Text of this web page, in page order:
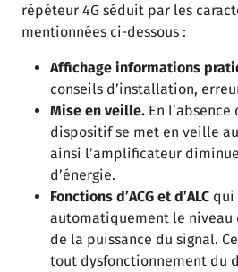
répéteur 4G séduit par les
mentionnées ci-dessous :
Affichage informations
conseils d’installation,
Mise en veille. En
dispositif se met en veille
ainsi l’amplificateur
d’énergie.
Fonctions d’ACG et d’ALC qui
automatiquement le niveau
de la puissance du signal.
tout dysfonctionnement du